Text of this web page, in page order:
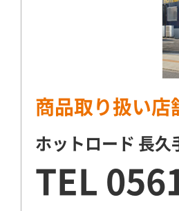
商品取り扱い店
ホットロード 長久
TEL